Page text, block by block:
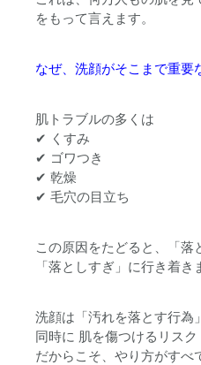
をもって言えます。
なぜ、洗顔がそこまで重要
肌トラブルの多くは
✔ くすみ
✔ ゴワつき
✔ 乾燥
✔ 毛穴の目立ち
この原因をたどると、「落
「落としすぎ」に行き着き
洗顔は「汚れを落とす行為
同時に 肌を傷つけるリスク
だからこそ、やり方がすべ